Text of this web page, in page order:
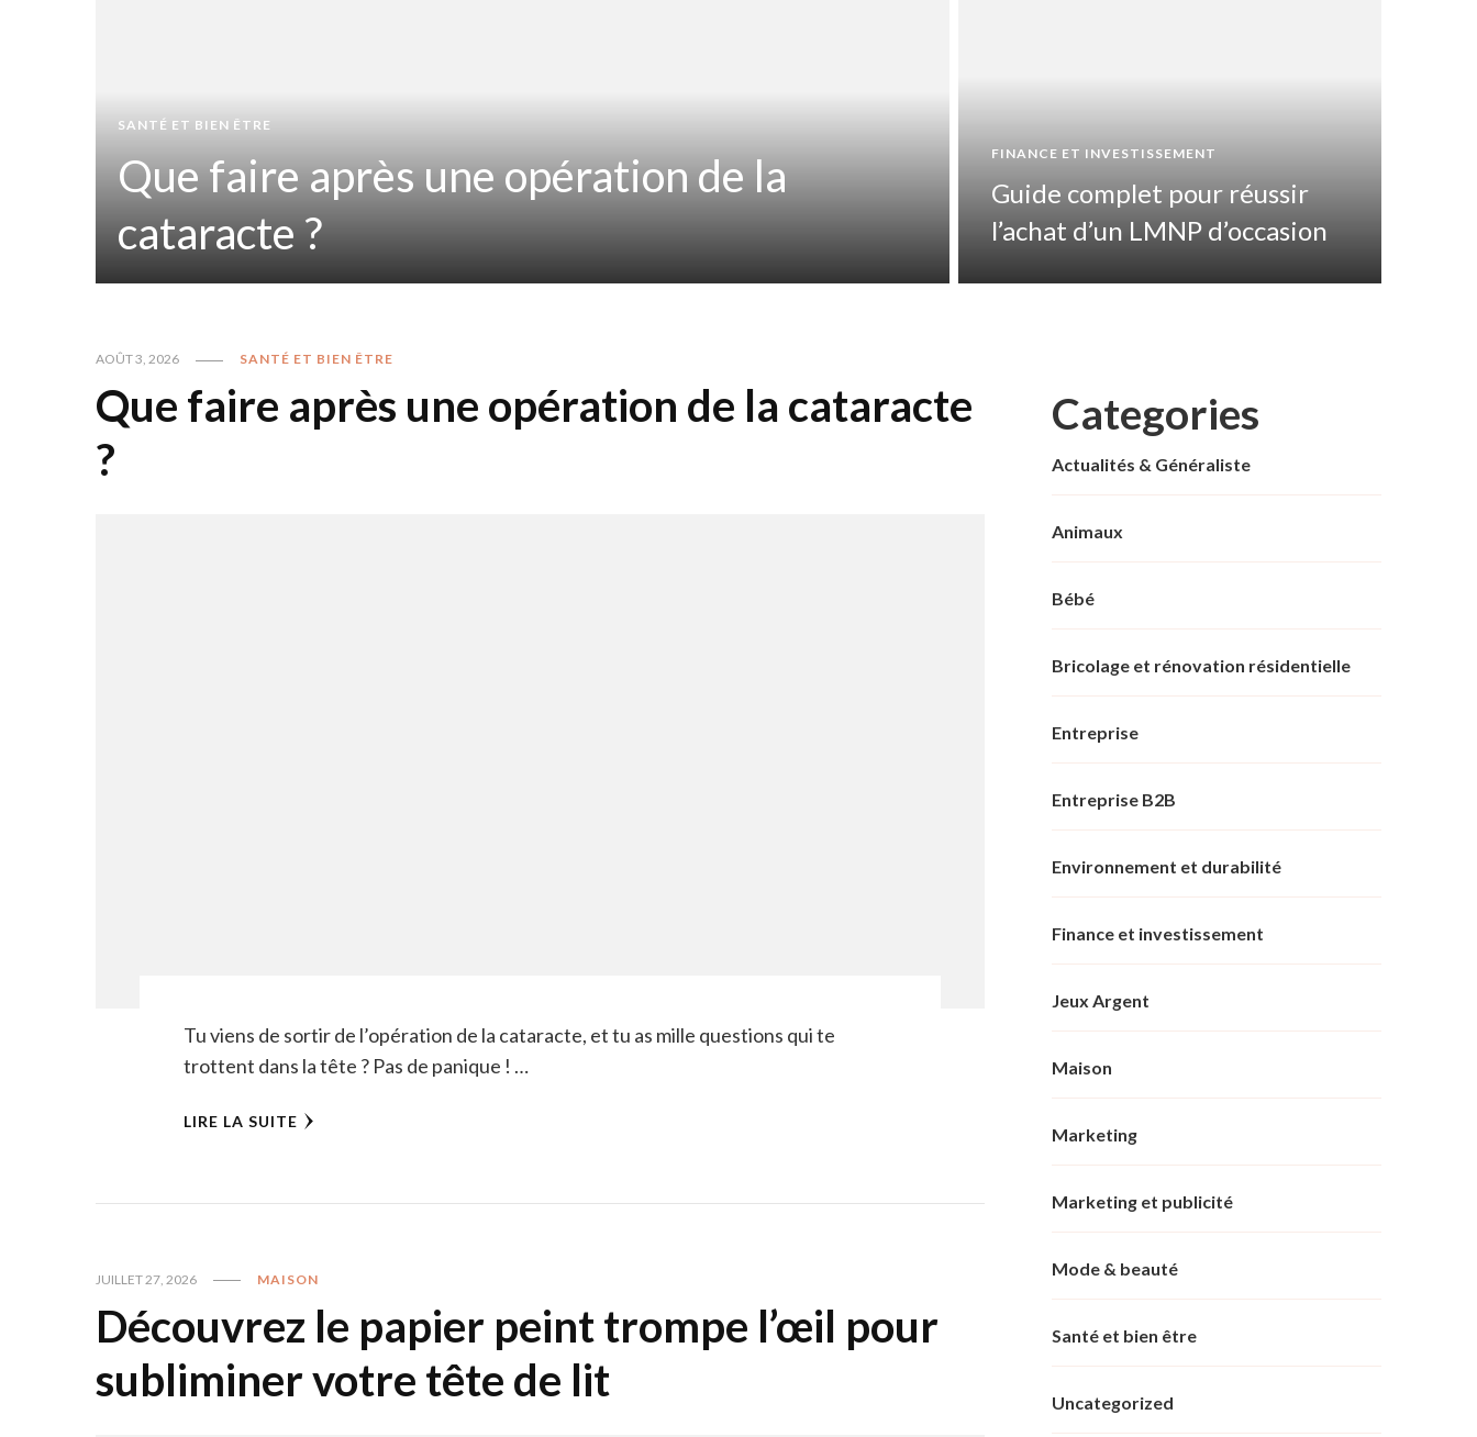
SANTÉ ET BIEN ÊTRE
Que faire après une opération de la
cataracte ?
FINANCE ET INVESTISSEMENT
Guide complet pour réussir
l’achat d’un LMNP d’occasion
AOÛT 3, 2026 SANTÉ ET BIEN ÊTRE
Que faire après une opération de la cataracte
?
Tu viens de sortir de l’opération de la cataracte, et tu as mille questions qui te
trottent dans la tête ? Pas de panique ! …
LIRE LA SUITE
JUILLET 27, 2026 MAISON
Découvrez le papier peint trompe l’œil pour
subliminer votre tête de lit
Categories
Actualités & Généraliste
Animaux
Bébé
Bricolage et rénovation résidentielle
Entreprise
Entreprise B2B
Environnement et durabilité
Finance et investissement
Jeux Argent
Maison
Marketing
Marketing et publicité
Mode & beauté
Santé et bien être
Uncategorized